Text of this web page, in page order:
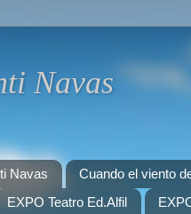
Navas
Navas Cuando el viento
EXPO Teatro Ed.Alfil